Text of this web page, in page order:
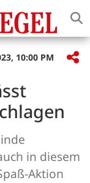
10:00 PM
in diesem
Aktion